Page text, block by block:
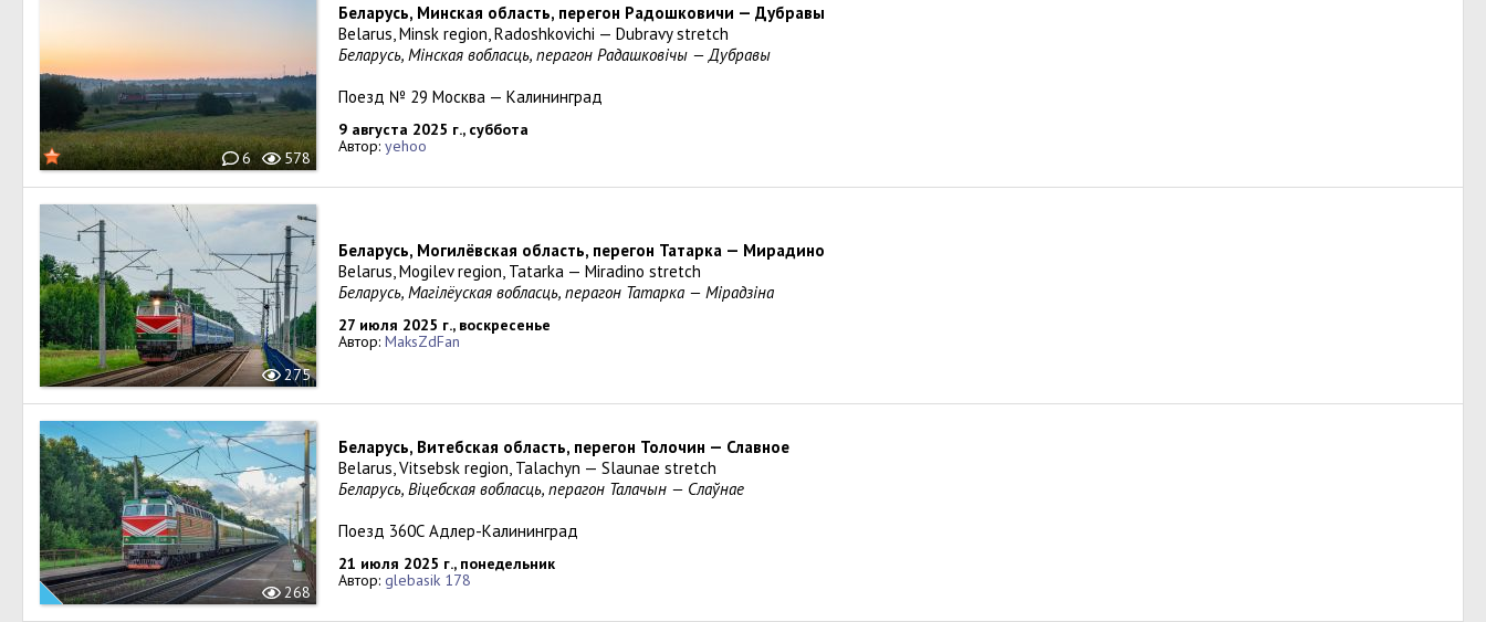
6 578
Беларусь, Минская область, перегон Радошковичи — Дубравы
Belarus, Minsk region, Radoshkovichi — Dubravy stretch
Беларусь, Мiнская вобласць, перагон Радашковiчы — Дубравы
Поезд № 29 Москва — Калининград
9 августа 2025 г., суббота
Автор: yehoo
275
Беларусь, Могилёвская область, перегон Татарка — Мирадино
Belarus, Mogilev region, Tatarka — Miradino stretch
Беларусь, Магiлёуская вобласць, перагон Татарка — Мiрадзiна
27 июля 2025 г., воскресенье
Автор: MaksZdFan
268
Беларусь, Витебская область, перегон Толочин — Славное
Belarus, Vitsebsk region, Talachyn — Slaunae stretch
Беларусь, Віцебская вобласць, перагон Талачын — Слаўнае
Поезд 360С Адлер-Калининград
21 июля 2025 г., понедельник
Автор: glebasik 178